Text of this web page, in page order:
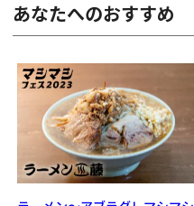
あなたへのおすすめ